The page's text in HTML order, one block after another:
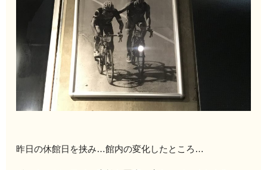
昨日の休館日を挟み…館内の変化したところ…